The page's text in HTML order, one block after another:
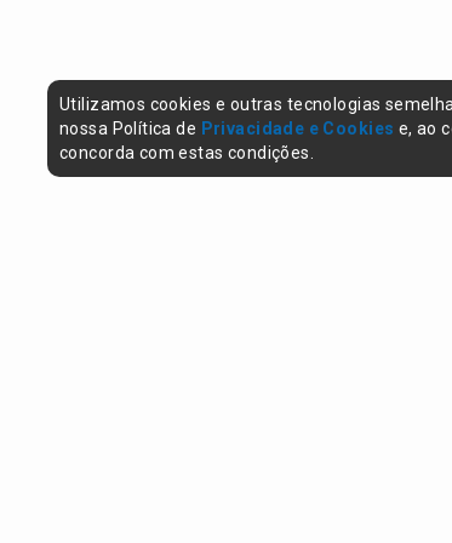
Utilizamos cookies e outras tecnologias
nossa Política de Privacidade e Cookies e, ao
concorda com estas condições.